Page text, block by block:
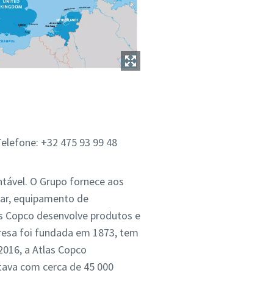
+32 475 93 99 48
O Grupo fornece aos
equipamento de
desenvolve produtos e
foi fundada em 1873, tem
a Atlas Copco
com cerca de 45 000